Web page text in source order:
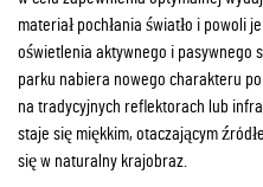
materiał pochłania światło i powoli
oświetlenia aktywnego i pasywnego
parku nabiera nowego charakteru
na tradycyjnych reflektorach lub
staje się miękkim, otaczającym
się w naturalny krajobraz.